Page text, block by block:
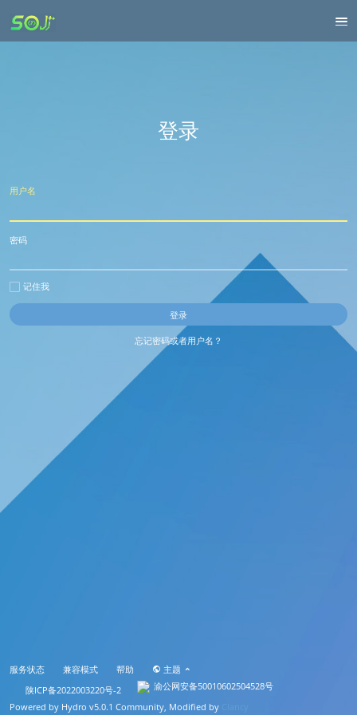
登录
用户名
密码
记住我
忘记密码或者用户名？
服务状态 兼容模式 帮助
主题
陕ICP备2022003220号-2
渝公网安备50010602504528号
Powered by Hydro v5.0.1 Community, Modified by